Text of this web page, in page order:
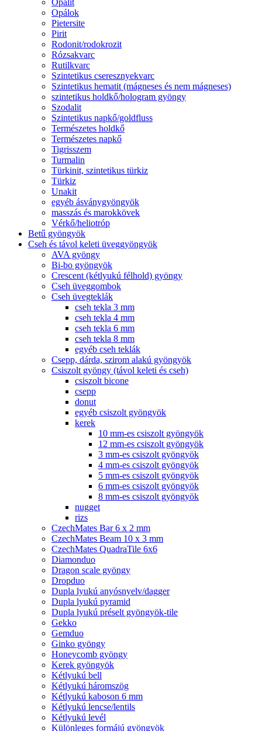
Opalit
Opálok
Pietersite
Pirit
Rodonit/rodokrozit
Rózsakvarc
Rutilkvarc
Szintetikus cseresznyekvarc
Szintetikus hematit (mágneses és nem mágneses)
szintetikus holdkő/hologram gyöngy
Szodalit
Szintetikus napkő/goldfluss
Természetes holdkő
Természetes napkő
Tigrisszem
Turmalin
Türkinit, szintetikus türkiz
Türkiz
Unakit
egyéb ásványgyöngyök
masszás és marokkövek
Vérkő/heliotróp
Betű gyöngyök
Cseh és távol keleti üveggyöngyök
AVA gyöngy
Bi-bo gyöngyök
Crescent (kétlyukú félhold) gyöngy
Cseh üveggombok
Cseh üvegteklák
cseh tekla 3 mm
cseh tekla 4 mm
cseh tekla 6 mm
cseh tekla 8 mm
egyéb cseh teklák
Csepp, dárda, szirom alakú gyöngyök
Csiszolt gyöngy (távol keleti és cseh)
csiszolt bicone
csepp
donut
egyéb csiszolt gyöngyök
kerek
10 mm-es csiszolt gyöngyök
12 mm-es csiszolt gyöngyök
3 mm-es csiszolt gyöngyök
4 mm-es csiszolt gyöngyök
5 mm-es csiszolt gyöngyök
6 mm-es csiszolt gyöngyök
8 mm-es csiszolt gyöngyök
nugget
rizs
CzechMates Bar 6 x 2 mm
CzechMates Beam 10 x 3 mm
CzechMates QuadraTile 6x6
Diamonduo
Dragon scale gyöngy
Dropduo
Dupla lyukú anyósnyelv/dagger
Dupla lyukú pyramid
Dupla lyukú préselt gyöngyök-tile
Gekko
Gemduo
Ginko gyöngy
Honeycomb gyöngy
Kerek gyöngyök
Kétlyukú bell
Kétlyukú háromszög
Kétlyukú kaboson 6 mm
Kétlyukú lencse/lentils
Kétlyukú levél
Különleges formájú gyöngyök